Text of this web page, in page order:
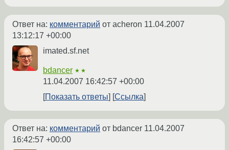
Ответ на: комментарий от acheron 11.04.2007
13:12:17 +00:00
imated.sf.net
bdancer ★★
11.04.2007 16:42:57 +00:00
Показать ответы
Ссылка
Ответ на: комментарий от bdancer 11.04.2007
16:42:57 +00:00